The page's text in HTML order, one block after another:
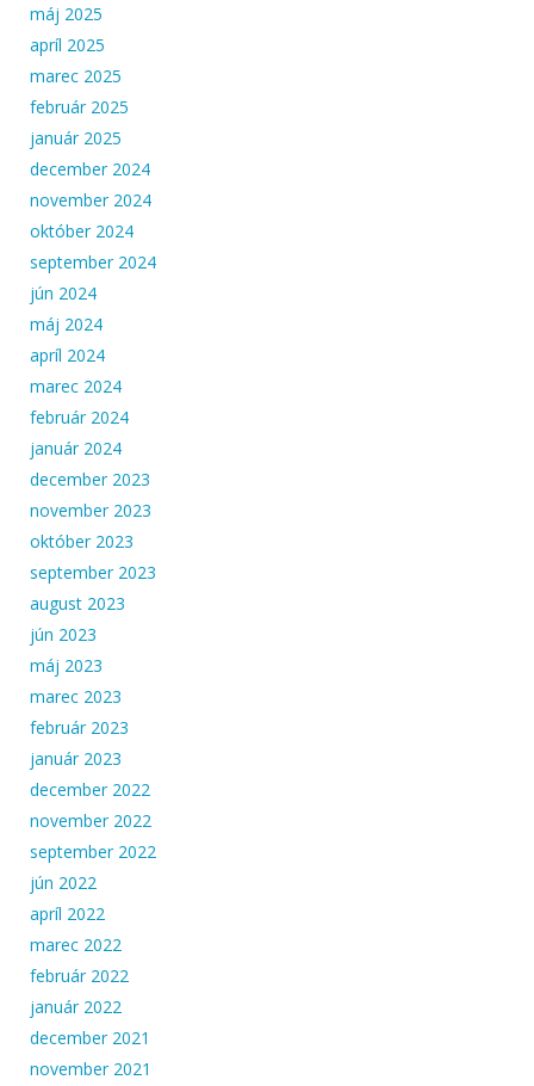
máj 2025
apríl 2025
marec 2025
február 2025
január 2025
december 2024
november 2024
október 2024
september 2024
jún 2024
máj 2024
apríl 2024
marec 2024
február 2024
január 2024
december 2023
november 2023
október 2023
september 2023
august 2023
jún 2023
máj 2023
marec 2023
február 2023
január 2023
december 2022
november 2022
september 2022
jún 2022
apríl 2022
marec 2022
február 2022
január 2022
december 2021
november 2021